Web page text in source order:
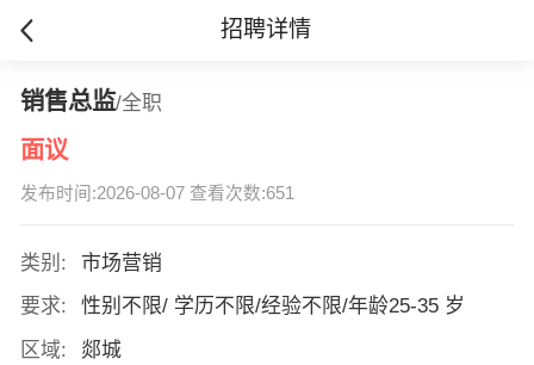
招聘详情
销售总监/全职
面议
发布时间:2026-08-07 查看次数:651
类别:
市场营销
要求:
性别不限/ 学历不限/经验不限/年龄25-35 岁
区域:
郯城